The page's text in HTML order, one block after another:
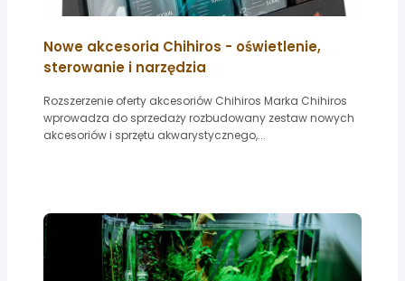
Nowe akcesoria Chihiros - oświetlenie,
sterowanie i narzędzia
Rozszerzenie oferty akcesoriów Chihiros Marka Chihiros
wprowadza do sprzedaży rozbudowany zestaw nowych
akcesoriów i sprzętu akwarystycznego,...